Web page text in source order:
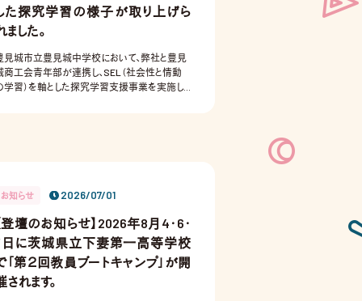
た探究学習の様子が取り上げら
ました。
見城市立豊見城中学校において、弊社と豊見
商工会青年部が連携し、SEL（社会性と情動
学習）を軸とした探究学習支援事業を実施しま
お知らせ 2026/07/01
登壇のお知らせ】2026年8月4・6・
に茨城県立下妻第一高等学校
「第２回教員ブートキャンプ」が開
されます。